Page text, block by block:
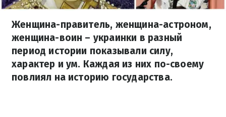
Женщина-правитель, женщина-астроном,
женщина-воин – украинки в разный
период истории показывали силу,
характер и ум. Каждая из них по-своему
повлиял на историю государства.